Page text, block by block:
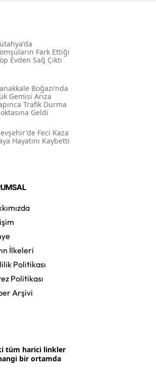
Fark Ettiği
Evden Sağ Çıktı
Boğazı’nda
Gemisi Arıza
Trafik Durma
Geldi
Feci Kaza
Hayatını Kaybetti
İlkeleri
Politikası
Politikası
Arşivi
tüm harici linkler
bir ortamda